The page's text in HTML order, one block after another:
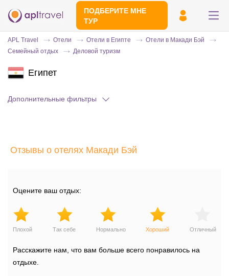
ПОДБЕРИТЕ МНЕ
ТУР
Отправьте свой номер телефона
Эксперт свяжется с вами и сделает
APL Travel Отели Отели в Египте
Отели в Макади Бэй
Семейный отдых
Деловой туризм
Египет
Дополнительные фильтры
Отзывы о отелях Макади Бэй
Оцените ваш отдых:
Плохой Так себе Нормально Хороший Отличный
Расскажите нам, что вам больше всего понравилось на
отдыхе.